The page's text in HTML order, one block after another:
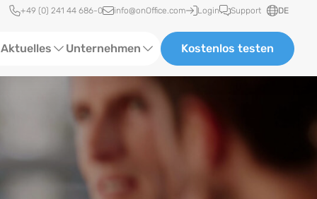
Schnellzugriff
+49 (0) 241 44 686-0 info@onOffice.com Login Support DE
Aktuelles
Veranstaltungen
Unternehmen
Partner und Kooperationen
Karriere
Kostenlos testen